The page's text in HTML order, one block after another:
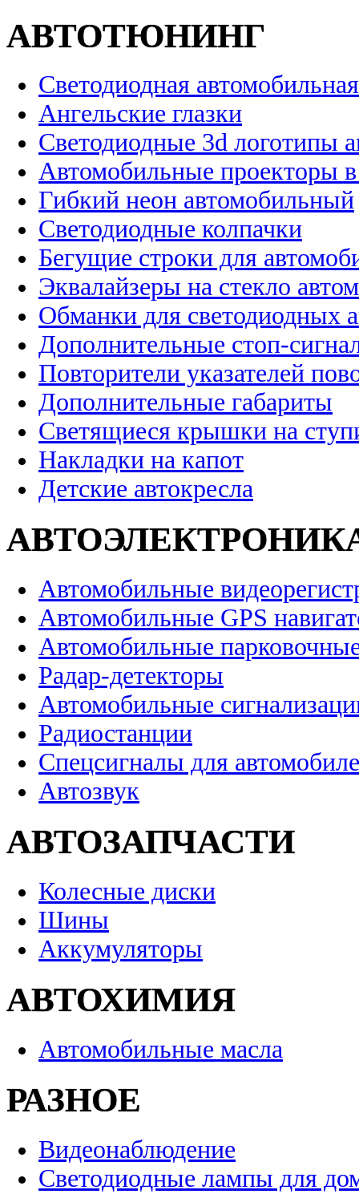
АВТОТЮНИНГ
Светодиодная
Ангельские глазки
Светодиодные 3d логотипы
Автомобильные проекторы
Гибкий неон автомобильный
Светодиодные колпачки
Бегущие строки для
Эквалайзеры на стекло
Обманки для светодиодных
Дополнительные стоп-
Повторители указателей
Дополнительные габариты
Светящиеся крышки на
Накладки на капот
Детские автокресла
Автомобильные
Автомобильные GPS
Автомобильные
Радар-детекторы
Автомобильные
Радиостанции
Спецсигналы для
Автозвук
АВТОЗАПЧАСТИ
Колесные диски
Шины
Аккумуляторы
АВТОХИМИЯ
Автомобильные масла
РАЗНОЕ
Видеонаблюдение
Светодиодные лампы для